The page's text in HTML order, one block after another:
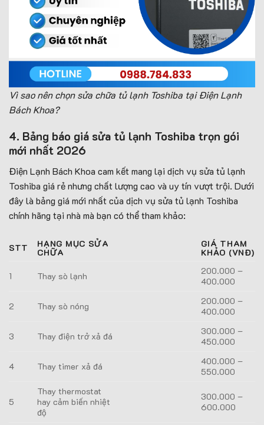
Vì sao nên chọn sửa chữa tủ lạnh Toshiba tại Điện Lạnh
Bách Khoa?
4. Bảng báo giá sửa tủ lạnh Toshiba trọn gói
mới nhất 2026
Điện Lạnh Bách Khoa cam kết mang lại dịch vụ sửa tủ lạnh
Toshiba giá rẻ nhưng chất lượng cao và uy tín vượt trội. Dưới
đây là bảng giá mới nhất của dịch vụ sửa tủ lạnh Toshiba
chính hãng tại nhà mà bạn có thể tham khảo:
STT HẠNG MỤC SỬA
CHỮA
GIÁ THAM
KHẢO (VNĐ)
1 Thay sò lạnh
200.000 –
400.000
2 Thay sò nóng
200.000 –
400.000
3 Thay điện trở xả đá
300.000 –
450.000
4 Thay timer xả đá
400.000 –
550.000
5
Thay thermostat
hay cảm biến nhiệt
độ
300.000 –
600.000